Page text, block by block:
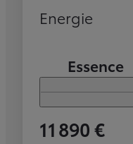
Energie
Essence
11 890 €